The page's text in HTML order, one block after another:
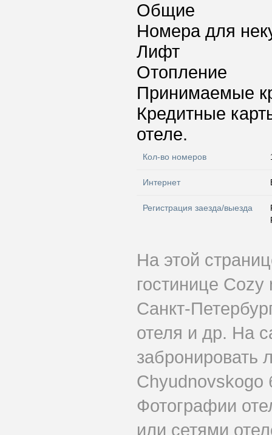
Общие
Номера для
Лифт
Отопление
Принимаемые
Кредитные
отеле.
Кол-во номеров
Интернет
Регистрация заезда/выезда
На этой
гостинице
Санкт-
отеля и др. На
забронировать
Chyudnovskogo
Фотографии
или сетями